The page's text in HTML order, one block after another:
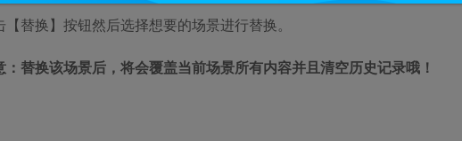
【替换】按钮然后选择想要的场景进行替换。
： 替换该场景后，将会覆盖当前场景所有内容并且清空历史记录哦！